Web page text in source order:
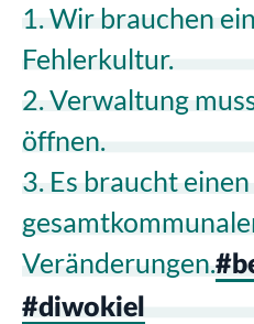
1. Wir brauchen
Fehlerkultur.
2. Verwaltung
öffnen.
3. Es braucht einen
Veränderungen.
#diwokiel